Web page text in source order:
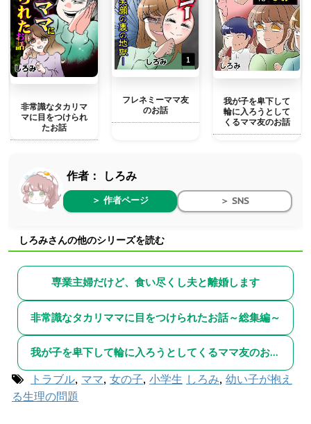
非常識なタカリマ
マに目をつけられ
たお話
フレネミーママ友
のお話
我が子を卑下して
輪に入ろうとして
くるママ友のお話
作者： しろみ
＞ 作者ページ ＞ SNS
しろみさんの他のシリーズを読む
専業主婦だけど、食い尽くし夫と離婚します
非常識なタカリママに目をつけられたお話～総集編～
我が子を卑下して輪に入ろうとしてくるママ友のお話～総集編～
トラブル, ママ, 女の子, 小学生 しろみ, 幼い子が抱え
る生理の問題